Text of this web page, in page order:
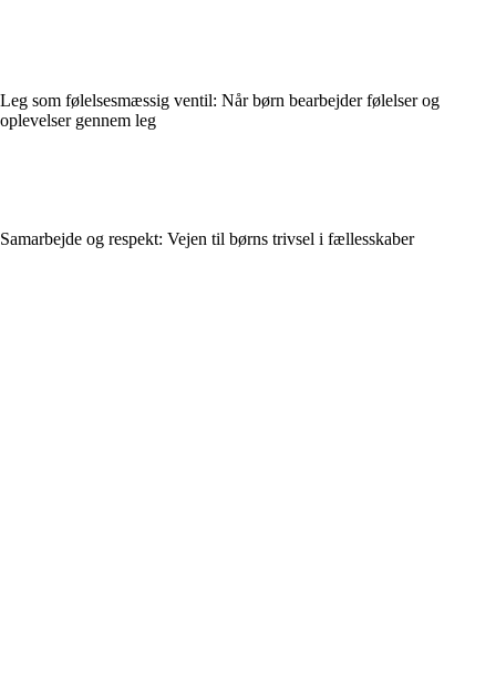
Leg som følelsesmæssig ventil: Når børn bearbejder følelser og
oplevelser gennem leg
Samarbejde og respekt: Vejen til børns trivsel i fællesskaber